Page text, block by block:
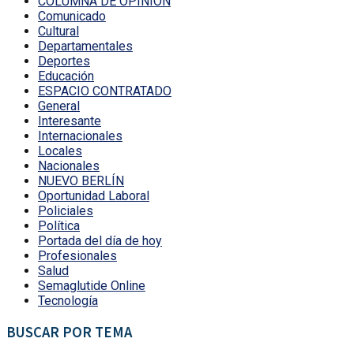
Comunicado
Cultural
Departamentales
Deportes
Educación
ESPACIO CONTRATADO
General
Interesante
Internacionales
Locales
Nacionales
NUEVO BERLÍN
Oportunidad Laboral
Policiales
Política
Portada del día de hoy
Profesionales
Salud
Semaglutide Online
Tecnología
BUSCAR POR TEMA